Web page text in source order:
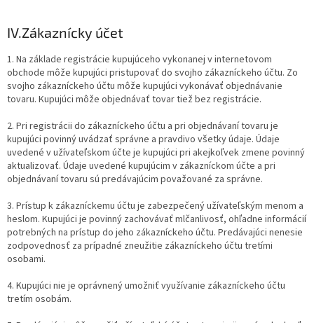
IV.Zákaznícky účet
1. Na základe registrácie kupujúceho vykonanej v internetovom
obchode môže kupujúci pristupovať do svojho zákazníckeho účtu. Zo
svojho zákazníckeho účtu môže kupujúci vykonávať objednávanie
tovaru. Kupujúci môže objednávať tovar tiež bez registrácie.
2. Pri registrácii do zákazníckeho účtu a pri objednávaní tovaru je
kupujúci povinný uvádzať správne a pravdivo všetky údaje. Údaje
uvedené v užívateľskom účte je kupujúci pri akejkoľvek zmene povinný
aktualizovať. Údaje uvedené kupujúcim v zákazníckom účte a pri
objednávaní tovaru sú predávajúcim považované za správne.
3. Prístup k zákazníckemu účtu je zabezpečený užívateľským menom a
heslom. Kupujúci je povinný zachovávať mlčanlivosť, ohľadne informácií
potrebných na prístup do jeho zákazníckeho účtu. Predávajúci nenesie
zodpovednosť za prípadné zneužitie zákazníckeho účtu tretími
osobami.
4. Kupujúci nie je oprávnený umožniť využívanie zákazníckeho účtu
tretím osobám.